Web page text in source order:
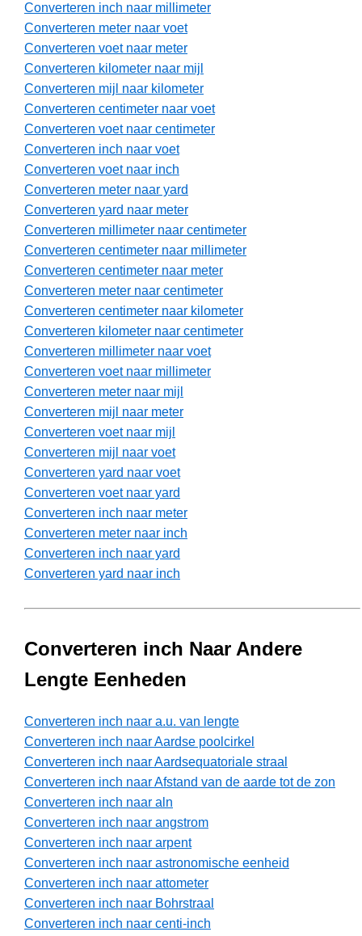
Converteren inch naar millimeter
Converteren meter naar voet
Converteren voet naar meter
Converteren kilometer naar mijl
Converteren mijl naar kilometer
Converteren centimeter naar voet
Converteren voet naar centimeter
Converteren inch naar voet
Converteren voet naar inch
Converteren meter naar yard
Converteren yard naar meter
Converteren millimeter naar centimeter
Converteren centimeter naar millimeter
Converteren centimeter naar meter
Converteren meter naar centimeter
Converteren centimeter naar kilometer
Converteren kilometer naar centimeter
Converteren millimeter naar voet
Converteren voet naar millimeter
Converteren meter naar mijl
Converteren mijl naar meter
Converteren voet naar mijl
Converteren mijl naar voet
Converteren yard naar voet
Converteren voet naar yard
Converteren inch naar meter
Converteren meter naar inch
Converteren inch naar yard
Converteren yard naar inch
Converteren inch Naar Andere
Lengte Eenheden
Converteren inch naar a.u. van lengte
Converteren inch naar Aardse poolcirkel
Converteren inch naar Aardsequatoriale straal
Converteren inch naar Afstand van de aarde tot de zon
Converteren inch naar aln
Converteren inch naar angstrom
Converteren inch naar arpent
Converteren inch naar astronomische eenheid
Converteren inch naar attometer
Converteren inch naar Bohrstraal
Converteren inch naar centi-inch